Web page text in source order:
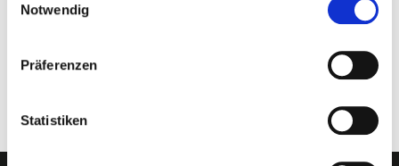
Notwendig
Präferenzen
Statistiken
MEHR INFOS
(Der Teilereiniger PP-T 0147 ist standardmäßig mit diesem
Teil ausgestattet)